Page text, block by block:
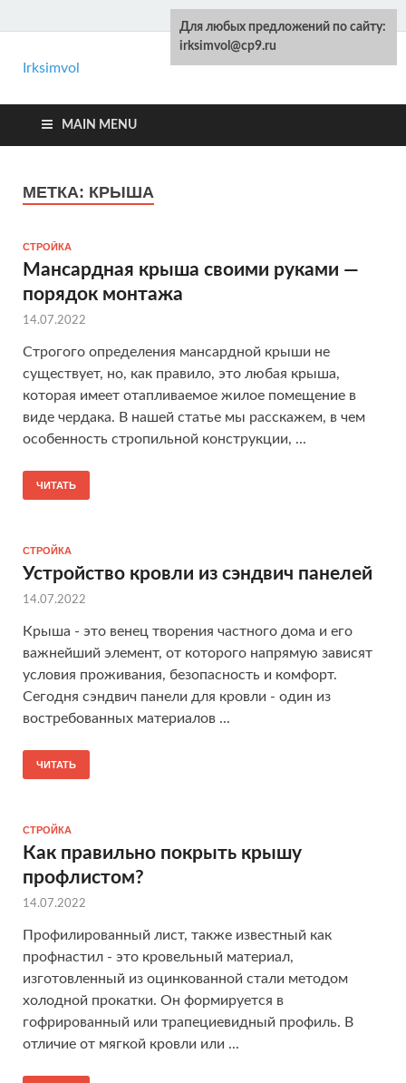
Irksimvol
Kelot.ru
MAIN MENU
МЕТКА: КРЫША
СТРОЙКА
Мансардная крыша своими руками —
порядок монтажа
14.07.2022
Строгого определения мансардной крыши не
существует, но, как правило, это любая крыша,
которая имеет отапливаемое жилое помещение в
виде чердака. В нашей статье мы расскажем, в чем
особенность стропильной конструкции, ...
ЧИТАТЬ
СТРОЙКА
Устройство кровли из сэндвич панелей
14.07.2022
Крыша - это венец творения частного дома и его
важнейший элемент, от которого напрямую зависят
условия проживания, безопасность и комфорт.
Сегодня сэндвич панели для кровли - один из
востребованных материалов ...
ЧИТАТЬ
СТРОЙКА
Как правильно покрыть крышу
профлистом?
14.07.2022
Профилированный лист, также известный как
профнастил - это кровельный материал,
изготовленный из оцинкованной стали методом
холодной прокатки. Он формируется в
гофрированный или трапециевидный профиль. В
отличие от мягкой кровли или ...
Для любых предложений по сайту:
irksimvol@cp9.ru